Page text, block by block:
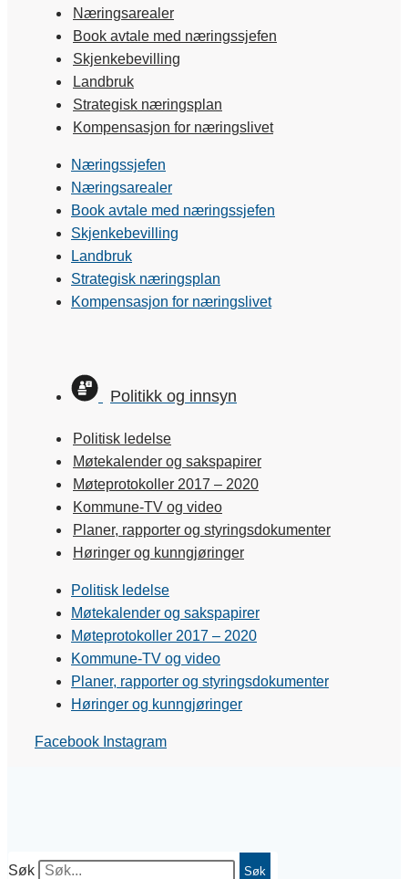
Næringsarealer
Book avtale med næringssjefen
Skjenkebevilling
Landbruk
Strategisk næringsplan
Kompensasjon for næringslivet
Næringssjefen
Næringsarealer
Book avtale med næringssjefen
Skjenkebevilling
Landbruk
Strategisk næringsplan
Kompensasjon for næringslivet
Politikk og innsyn
Politisk ledelse
Møtekalender og sakspapirer
Møteprotokoller 2017 – 2020
Kommune-TV og video
Planer, rapporter og styringsdokumenter
Høringer og kunngjøringer
Politisk ledelse
Møtekalender og sakspapirer
Møteprotokoller 2017 – 2020
Kommune-TV og video
Planer, rapporter og styringsdokumenter
Høringer og kunngjøringer
Facebook Instagram
Søk Søk